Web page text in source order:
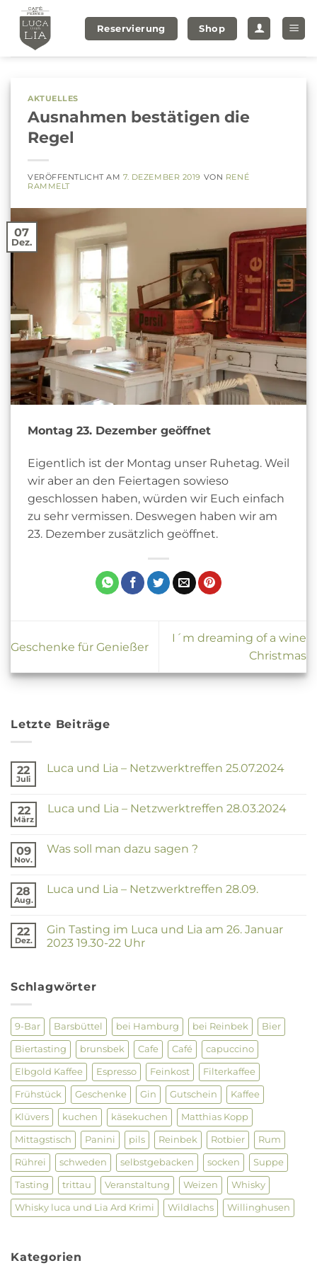
Zum
Inhalt
springen
Reservierung Shop
AKTUELLES
Ausnahmen bestätigen die
Regel
VERÖFFENTLICHT AM7. DEZEMBER 2019 VON RENÉ
RAMMELT
07
Dez.
Montag 23. Dezember geöffnet
Eigentlich ist der Montag unser Ruhetag. Weil
wir aber an den Feiertagen sowieso
geschlossen haben, würden wir Euch einfach
zu sehr vermissen. Deswegen haben wir am
23. Dezember zusätzlich geöffnet.
Geschenke für Genießer
I´m dreaming of a wine
Christmas
Letzte Beiträge
22
Juli
Luca und Lia – Netzwerktreffen 25.07.2024
Luca
Netzwerktreffen
25.07.2024
22
März
Luca und Lia – Netzwerktreffen 28.03.2024
Luca
Netzwerktreffen
28.03.2024
09
Nov.
Was soll man dazu sagen ?
Was
sagen
?
28
Aug.
Luca und Lia – Netzwerktreffen 28.09.
Luca
und
Lia
22
Dez.
Gin Tasting im Luca und Lia am 26. Januar
2023 19.30-22 Uhr
Gin
Tasting
und
Lia
am
26.
Januar
2023
19.30-
22
Uhr
Schlagwörter
9-Bar Barsbüttel bei Hamburg bei Reinbek Bier
Biertasting brunsbek Cafe Café capuccino
Elbgold Kaffee Espresso Feinkost Filterkaffee
Frühstück Geschenke Gin Gutschein Kaffee
Klüvers kuchen käsekuchen Matthias Kopp
Mittagstisch Panini pils Reinbek Rotbier Rum
Rührei schweden selbstgebacken socken Suppe
Tasting trittau Veranstaltung Weizen Whisky
Whisky luca und Lia Ard Krimi Wildlachs Willinghusen
Kategorien